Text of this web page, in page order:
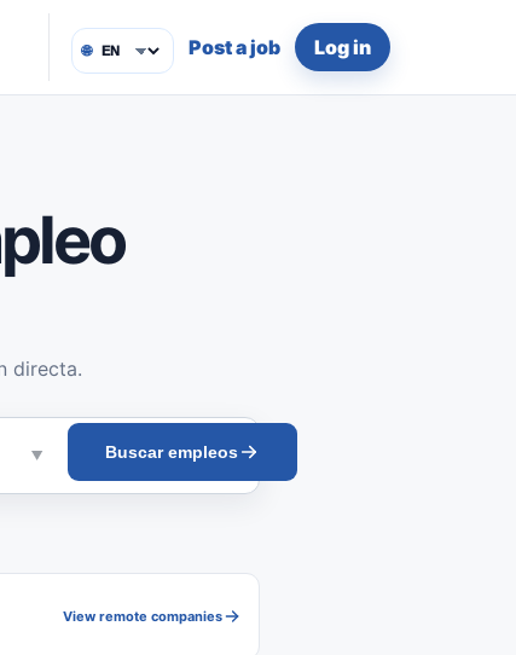
🌐 Post a job Log in
directa.
Buscar empleos
View remote companies